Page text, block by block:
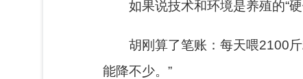
如果说技术和环境是养殖的“
胡刚算了笔账：每天喂2100
能降不少。”